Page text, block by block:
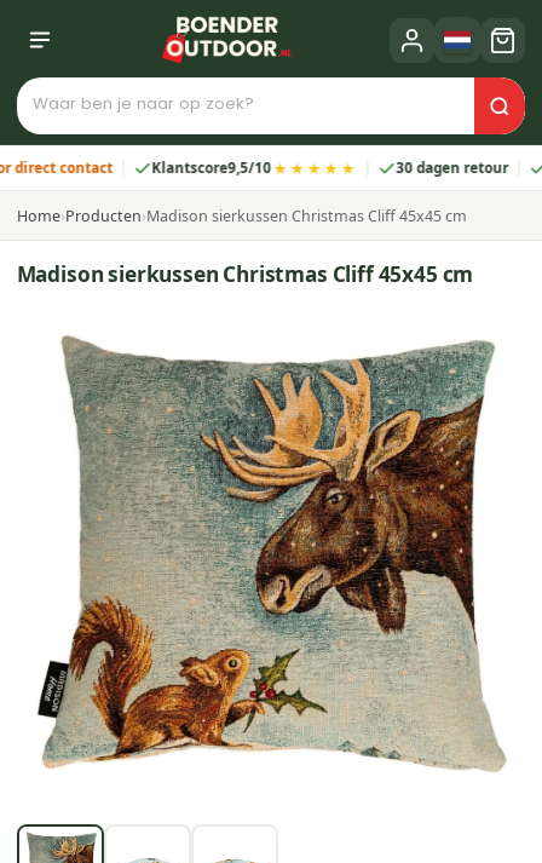
contact Klantscore9,5/10★★★★★ 30 dagen retour 2
Home›Producten›Madison sierkussen Christmas Cliff 45x45 cm
Madison sierkussen Christmas Cliff 45x45 cm